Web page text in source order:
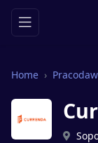
Home